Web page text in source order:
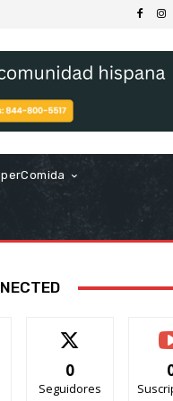
0
Seguidores